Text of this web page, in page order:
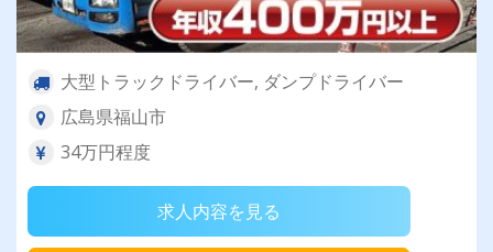
大型トラックドライバー, ダンプドライバー
広島県福山市
34万円程度
求人内容を見る